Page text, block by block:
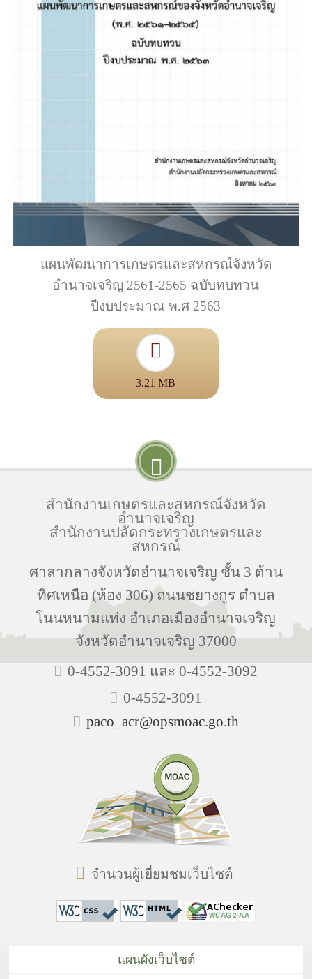
แผนพัฒนาการเกษตรและสหกรณ์จังหวัด
อำนาจเจริญ 2561-2565 ฉบับทบทวน
ปีงบประมาณ พ.ศ 2563
3.21 MB
สำนักงานเกษตรและสหกรณ์จังหวัด
อำนาจเจริญ
สำนักงานปลัดกระทรวงเกษตรและ
สหกรณ์
ศาลากลางจังหวัดอำนาจเจริญ ชั้น 3 ด้าน
ทิศเหนือ (ห้อง 306) ถนนชยางกูร ตำบล
โนนหนามแท่ง อำเภอเมืองอำนาจเจริญ
จังหวัดอำนาจเจริญ 37000
0-4552-3091 และ 0-4552-3092
0-4552-3091
paco_acr@opsmoac.go.th
จำนวนผู้เยี่ยมชมเว็บไซต์
แผนผังเว็บไซต์